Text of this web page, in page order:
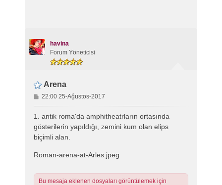
havina
Forum Yöneticisi
Arena
M
e
s
a
22:00 25-Ağustos-2017
1. antik roma'da amphitheatrların ortasında
gösterilerin yapıldığı, zemini kum olan elips
biçimli alan.
Roman-arena-at-Arles.jpeg
Bu mesaja eklenen dosyaları görüntülemek için